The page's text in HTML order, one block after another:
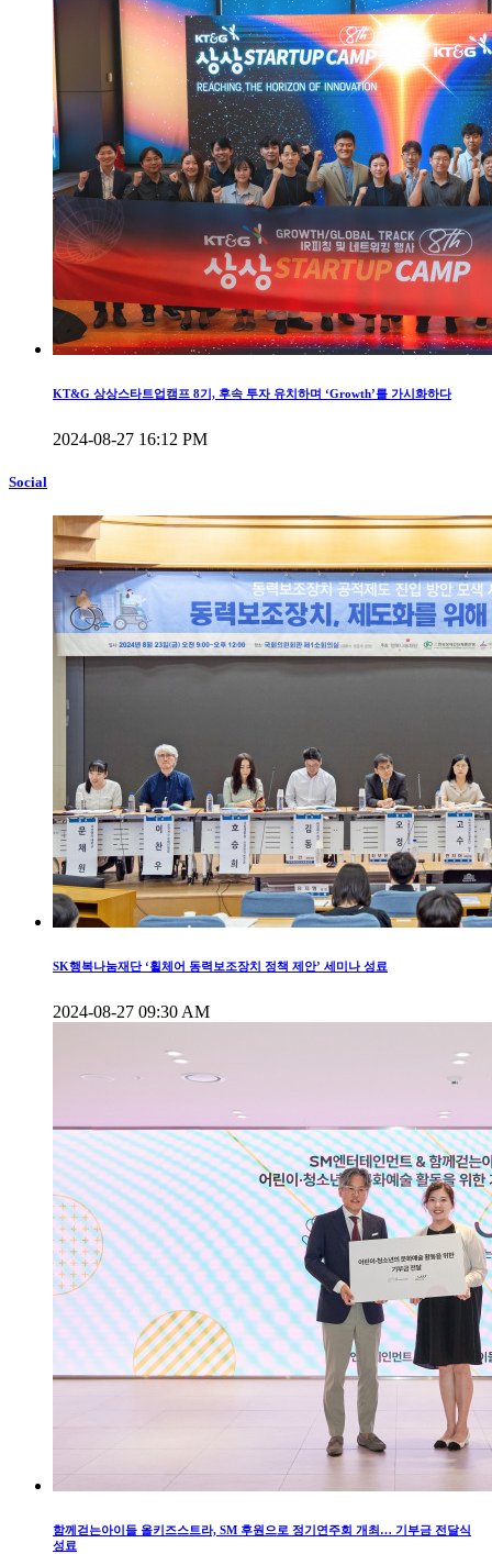
KT&G 상상스타트업캠프 8기, 후속 투자 유치하며 ‘Growth’를 가시화하다
2024-08-27 16:12 PM
Social
SK행복나눔재단 ‘휠체어 동력보조장치 정책 제안’ 세미나 성료
2024-08-27 09:30 AM
함께걷는아이들 올키즈스트라, SM 후원으로 정기연주회 개최… 기부금 전달식
성료